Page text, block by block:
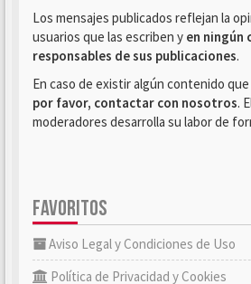
Los mensajes publicados reflejan la
usuarios que las escriben y en ningún
responsables de sus publicaciones.
En caso de existir algún contenido
por favor, contactar con nosotros.
moderadores desarrolla su labor de
FAVORITOS
Aviso Legal y Condiciones de Uso
Política de Privacidad y Cookies